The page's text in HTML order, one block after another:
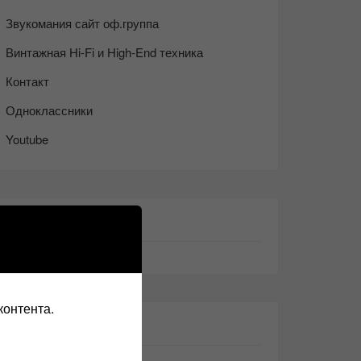
Звукомания сайт оф.группа
Винтажная Hi-Fi и High-End техника
Контакт
Одноклассники
Youtube